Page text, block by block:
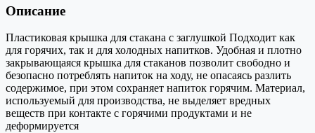
Описание
Пластиковая крышка для стакана с заглушкой Подходит как
для горячих, так и для холодных напитков. Удобная и плотно
закрывающаяся крышка для стаканов позволит свободно и
безопасно потреблять напиток на ходу, не опасаясь разлить
содержимое, при этом сохраняет напиток горячим. Материал,
используемый для производства, не выделяет вредных
веществ при контакте с горячими продуктами и не
деформируется